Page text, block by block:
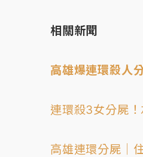
相關新聞
高雄爆連環殺人
連環殺3女分屍
高雄連環分屍｜